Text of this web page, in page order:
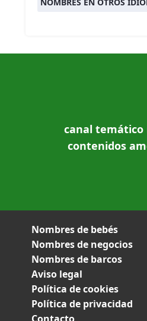
canal temático
contenidos
Nombres de bebés
Nombres de negocios
Nombres de barcos
Aviso legal
Política de cookies
Política de privacidad